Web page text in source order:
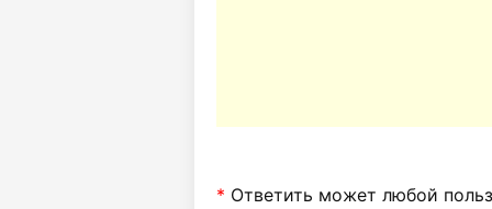
* Ответить может любой